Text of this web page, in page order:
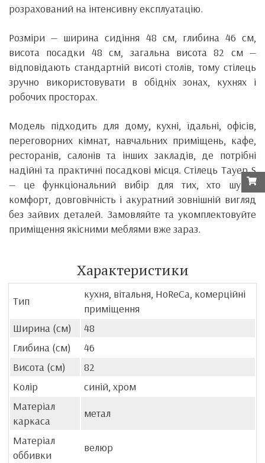
розрахований на інтенсивну експлуатацію.
Розміри — ширина сидіння 48 см, глибина 46 см,
висота посадки 48 см, загальна висота 82 см —
відповідають стандартній висоті столів, тому стілець
зручно використовувати в обідніх зонах, кухнях і
робочих просторах.
Модель підходить для дому, кухні, їдальні, офісів,
переговорних кімнат, навчальних приміщень, кафе,
ресторанів, салонів та інших закладів, де потрібні
надійні та практичні посадкові місця. Стілець Тауер S
— це функціональний вибір для тих, хто шукає
комфорт, довговічність і акуратний зовнішній вигляд
без зайвих деталей. Замовляйте та укомплектовуйте
приміщення якісними меблями вже зараз.
Характеристики
Тип
кухня, вітальня, HoReCa, комерційні
приміщення
Ширина (см)
48
Глибина (см)
46
Висота (см)
82
Колір
синій, хром
Матеріал
каркаса
метал
Матеріал
оббивки
велюр